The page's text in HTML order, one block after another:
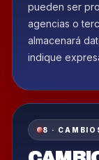
pueden ser
agencias o
almacenará
indique
8 ·